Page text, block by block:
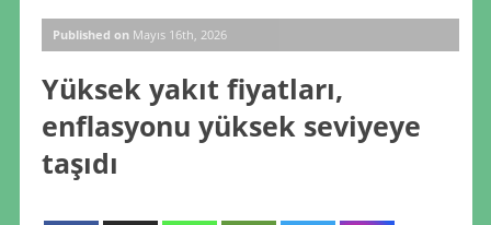
Published onMayıs 16th, 2026
Yüksek yakıt fiyatları,
enflasyonu yüksek seviyeye
taşıdı